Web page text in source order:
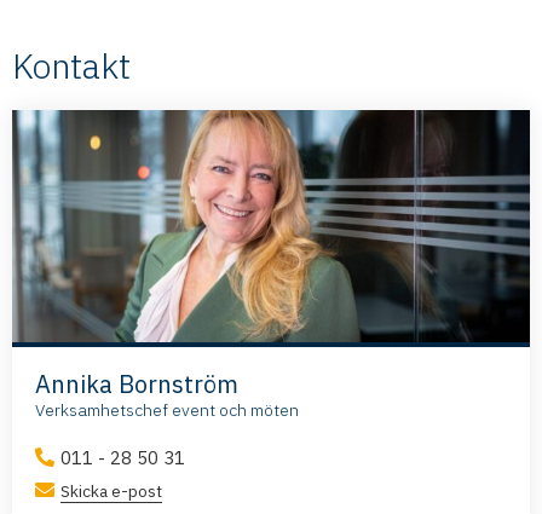
Kontakt
Annika Bornström
Verksamhetschef event och möten
011 - 28 50 31
Skicka e-post